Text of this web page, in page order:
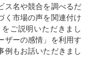
ス名や競合を調べるだ
く市場の声を関連付け
ご説明いただきまし
ザーの感情」を利用す
例もお話いただきまし